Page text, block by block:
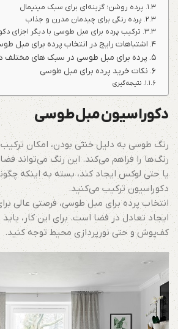
پرده‌ روشن؛ گزینه‌ای برای سبک مینیمال
پرده رنگی برای چیدمان مدرن و جذاب
ترکیب پرده برای مبل طوسی با دیگر اجزای
اشتباهات رایج در انتخاب پرده برای مبل
پرده برای مبل طوسی در سبک های مختلف
نکات خرید پرده برای مبل طوسی
نتیجه‌گیری
دکوراسیونمبلطوسی
رنگ طوسی به دلیل خنثی بودن، امکان
رنگ‌ها را فراهم می‌کند. این رنگ می‌تواند
یا حتی لوکس ایجاد کند، بسته به اینکه
دکوراسیون ترکیب می‌کنید.
انتخاب پرده برای مبل طوسی، فرصتی عالی
ایجاد تعادل در فضا است. برای این کار، باید
کف‌پوش و حتی نورپردازی محیط توجه کنید.